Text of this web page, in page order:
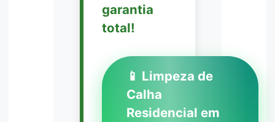
garantia
total!
📱 Limpeza de
Calha
Residencial em